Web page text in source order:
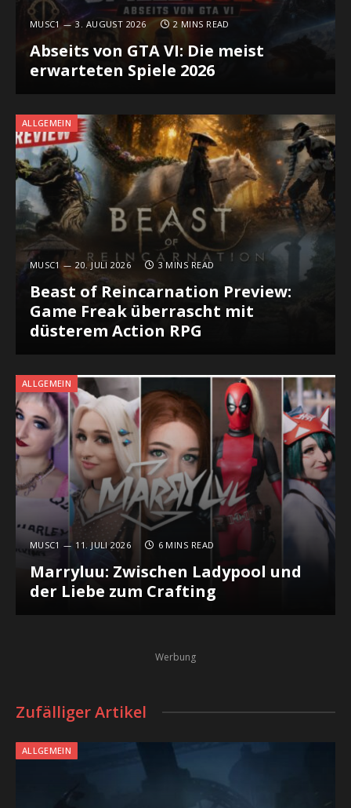
MUSC1 3. AUGUST 2026 2 MINS READ
Abseits von GTA VI: Die meist
erwarteten Spiele 2026
ALLGEMEIN
MUSC1 20. JULI 2026 3 MINS READ
Beast of Reincarnation Preview:
Game Freak überrascht mit
düsterem Action RPG
ALLGEMEIN
MUSC1 11. JULI 2026 6 MINS READ
Marryluu: Zwischen Ladypool und
der Liebe zum Crafting
Werbung
Zufälliger Artikel
ALLGEMEIN